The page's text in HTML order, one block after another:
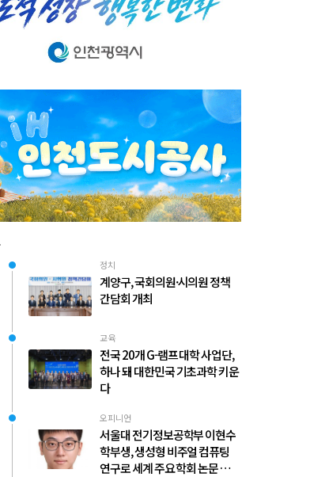
정치
계양구, 국회의원·시의원 정책
간담회 개최
교육
전국 20개 G-램프 대학 사업단,
하나 돼 대한민국 기초과학 키운
다
오피니언
서울대 전기정보공학부 이현수
학부생, 생성형 비주얼 컴퓨팅
연구로 세계 주요 학회 논문 다수